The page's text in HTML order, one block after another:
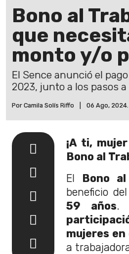
Bono al
que
monto y/o
El Sence anunció el
2023, junto a los pasos
Por Camila Solís Riffo 06 Ago, 2024.
¡A ti,
Bono al
El Bono
beneficio
59 años.
mujeres
a